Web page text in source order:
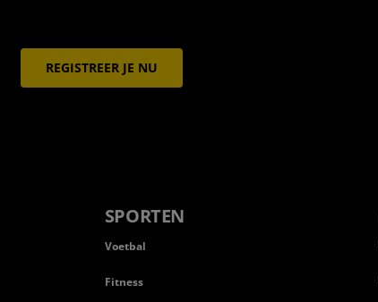
REGISTREER JE NU
SPORTEN
Voetbal
Fitness